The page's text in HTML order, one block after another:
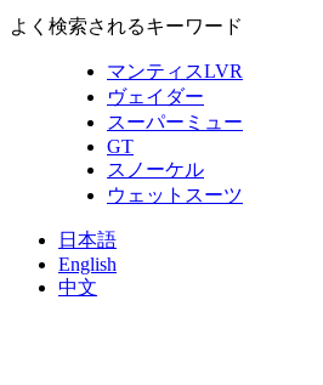
よく検索されるキーワード
マンティスLVR
ヴェイダー
スーパーミュー
GT
スノーケル
ウェットスーツ
日本語
English
中文